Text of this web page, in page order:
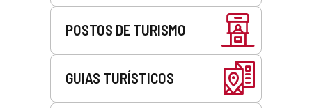
POSTOS DE TURISMO
GUIAS TURÍSTICOS